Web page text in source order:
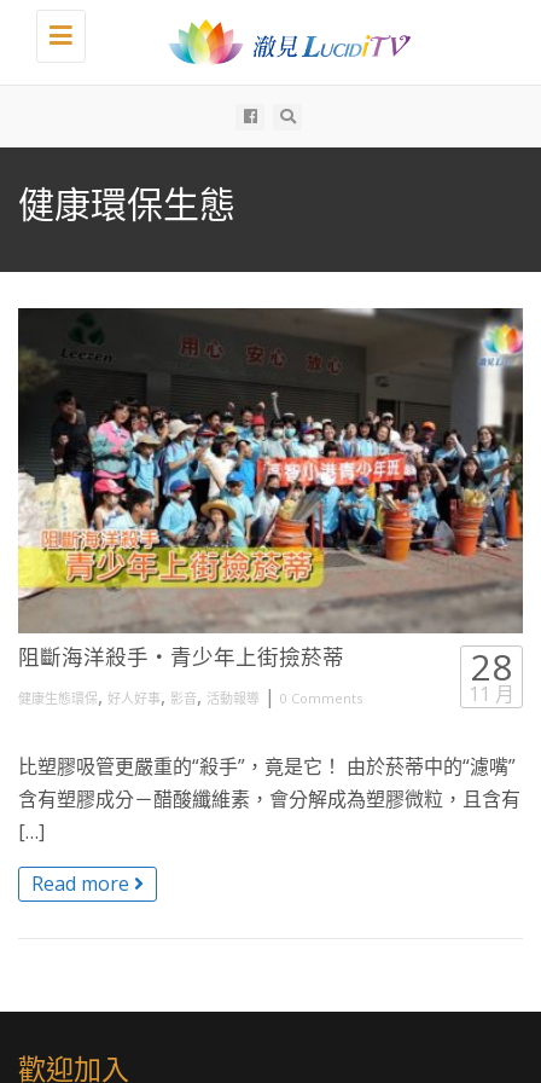
Toggle
navigation
健康環保生態
阻斷海洋殺手・青少年上街撿菸蒂
健康生態環保, 好人好事, 影音, 活動報導 | 0 Comments
28
11 月
比塑膠吸管更嚴重的“殺手”，竟是它！ 由於菸蒂中的“濾嘴”
含有塑膠成分－醋酸纖維素，會分解成為塑膠微粒，且含有
[…]
Read more
歡迎加入